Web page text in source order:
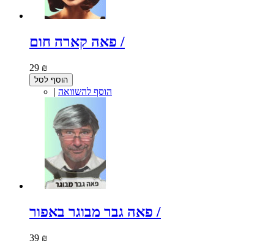
פאה קארה חום /
29 ₪
הוסף לסל
| הוסף להשוואה
פאה גבר מבוגר באפור /
39 ₪